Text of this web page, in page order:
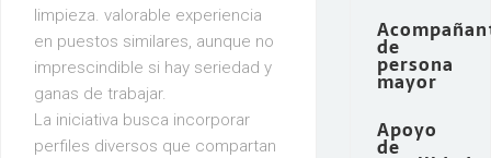
limpieza. valorable experiencia
en puestos similares, aunque no
imprescindible si hay seriedad y
ganas de trabajar.
La iniciativa busca incorporar
perfiles diversos que compartan
de
persona
mayor
Apoyo
de